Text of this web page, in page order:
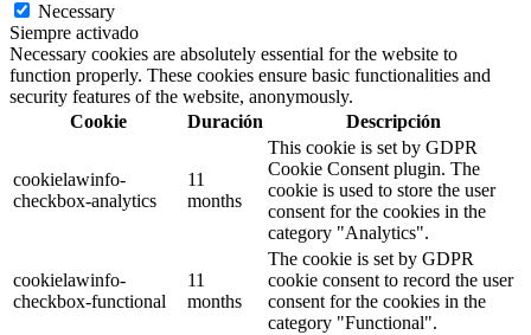
Necessary
Siempre activado
Necessary cookies are absolutely essential for the website to
function properly. These cookies ensure basic functionalities and
security features of the website, anonymously.
Cookie
Duración Descripción
cookielawinfo-
checkbox-analytics
11
months
This cookie is set by GDPR
Cookie Consent plugin. The
cookie is used to store the user
consent for the cookies in the
category "Analytics".
cookielawinfo-
checkbox-functional
11
months
The cookie is set by GDPR
cookie consent to record the user
consent for the cookies in the
category "Functional".